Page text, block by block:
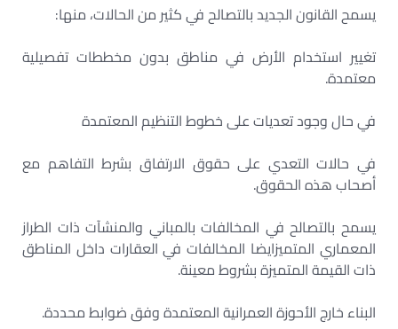
يسمح القانون الجديد بالتصالح في كثير من الحالات، منها:
تغيير استخدام الأرض في مناطق بدون مخططات تفصيلية
معتمدة.
في حال وجود تعديات على خطوط التنظيم المعتمدة
في حالات التعدي على حقوق الارتفاق بشرط التفاهم مع
أصحاب هذه الحقوق.
يسمح بالتصالح في المخالفات بالمباني والمنشآت ذات الطراز
المعماري المتميزايضا المخالفات في العقارات داخل المناطق
ذات القيمة المتميزة بشروط معينة.
البناء خارج الأحوزة العمرانية المعتمدة وفق ضوابط محددة.